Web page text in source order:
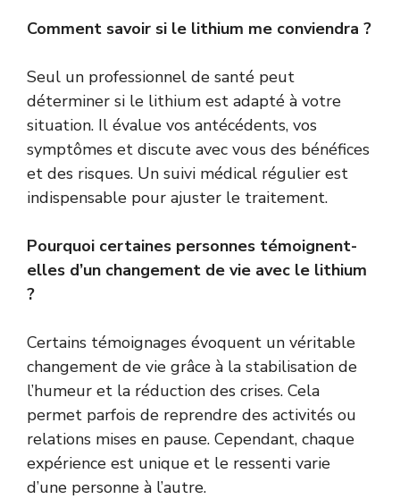
Comment savoir si le lithium me conviendra ?
Seul un professionnel de santé peut
déterminer si le lithium est adapté à votre
situation. Il évalue vos antécédents, vos
symptômes et discute avec vous des bénéfices
et des risques. Un suivi médical régulier est
indispensable pour ajuster le traitement.
Pourquoi certaines personnes témoignent-
elles d’un changement de vie avec le lithium
?
Certains témoignages évoquent un véritable
changement de vie grâce à la stabilisation de
l’humeur et la réduction des crises. Cela
permet parfois de reprendre des activités ou
relations mises en pause. Cependant, chaque
expérience est unique et le ressenti varie
d’une personne à l’autre.